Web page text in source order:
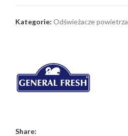
Kategorie: Odświeżacze powietrza
Share: